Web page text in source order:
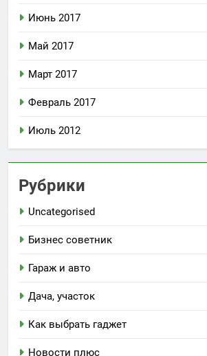
Июнь 2017
Май 2017
Март 2017
Февраль 2017
Июль 2012
Рубрики
Uncategorised
Бизнес советник
Гараж и авто
Дача, участок
Как выбрать гаджет
Новости плюс